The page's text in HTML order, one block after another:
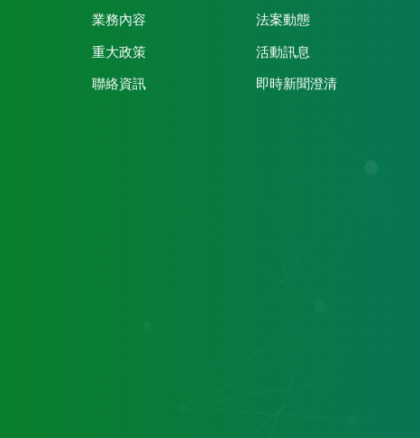
業務內容
重大政策
聯絡資訊
法案動態
活動訊息
即時新聞澄清